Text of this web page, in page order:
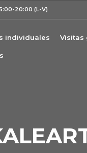
20:00 (L-V)
individuales Visitas